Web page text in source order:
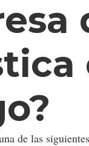
de las